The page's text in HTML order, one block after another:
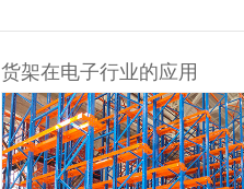
货架在物流行业的应用